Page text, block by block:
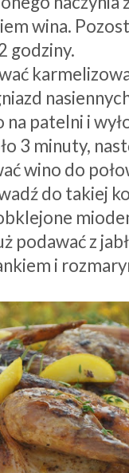
wina.
godziny.
na patelni i
3 minuty,
wino do
do takiej
podawać z
i